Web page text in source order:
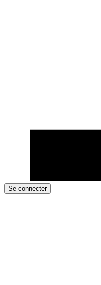
Se connecter